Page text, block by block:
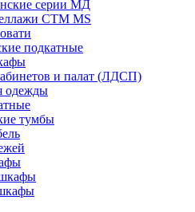
серии МД
СТМ MS
подкатные
и палат (ЛДСП)
одежды
тумбы